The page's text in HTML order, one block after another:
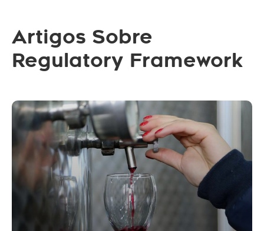
Artigos Sobre
Regulatory Framework